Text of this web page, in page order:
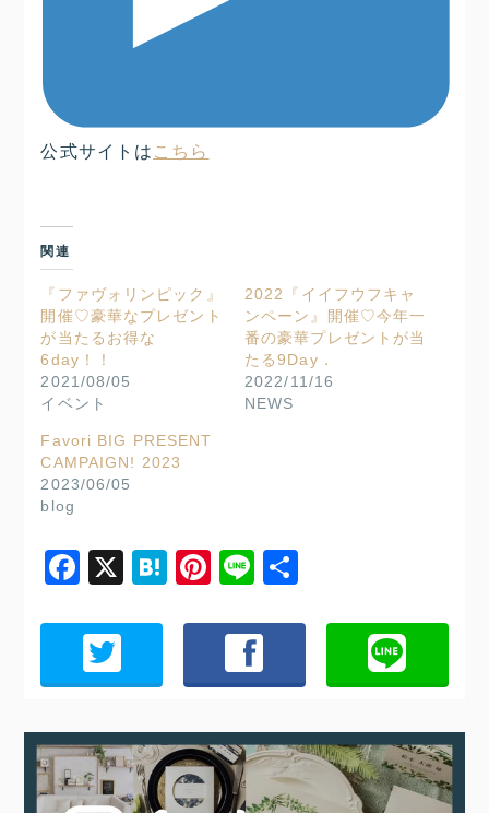
公式サイトは こちら
関連
『ファヴォリンピック』
開催♡豪華なプレゼント
が当たるお得な
6day！！
2021/08/05
イベント
2022『イイフウフキャ
ンペーン』開催♡今年一
番の豪華プレゼントが当
たる9Day．
2022/11/16
NEWS
Favori BIG PRESENT
CAMPAIGN! 2023
2023/06/05
blog
Facebook
X Hatena
Pinterest
Line